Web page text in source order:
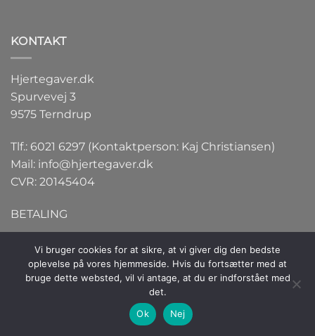
KONTAKT
Hjertegaver.dk
Spurvevej 3
9575 Terndrup
Tlf.: 6021 6297 (Kontaktperson: Kaj Christiansen)
Mail: info@hjertegaver.dk
CVR: 20145404
BETALING
Vi bruger cookies for at sikre, at vi giver dig den bedste
oplevelse på vores hjemmeside. Hvis du fortsætter med at
bruge dette websted, vil vi antage, at du er indforstået med
det.
Ok
Nej